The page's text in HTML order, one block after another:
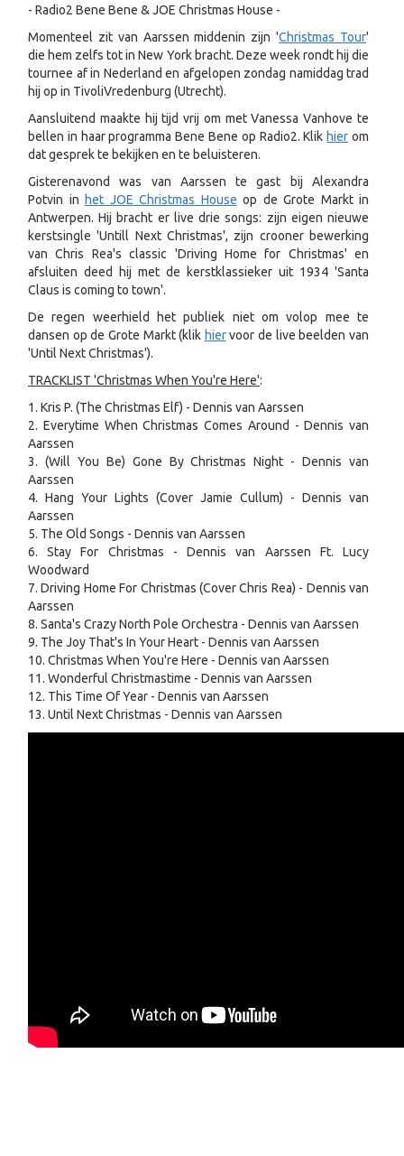
- Radio2 Bene Bene & JOE Christmas House -
Momenteel zit van Aarssen middenin zijn 'Christmas Tour'
die hem zelfs tot in New York bracht. Deze week rondt hij die
tournee af in Nederland en afgelopen zondag namiddag trad
hij op in TivoliVredenburg (Utrecht).
Aansluitend maakte hij tijd vrij om met Vanessa Vanhove te
bellen in haar programma Bene Bene op Radio2. Klik hier om
dat gesprek te bekijken en te beluisteren.
Gisterenavond was van Aarssen te gast bij Alexandra
Potvin in het JOE Christmas House op de Grote Markt in
Antwerpen. Hij bracht er live drie songs: zijn eigen nieuwe
kerstsingle 'Untill Next Christmas', zijn crooner bewerking
van Chris Rea's classic 'Driving Home for Christmas' en
afsluiten deed hij met de kerstklassieker uit 1934 'Santa
Claus is coming to town'.
De regen weerhield het publiek niet om volop mee te
dansen op de Grote Markt (klik hiervoor de live beelden van
'Until Next Christmas').
TRACKLIST 'Christmas When You're Here':
1. Kris P. (The Christmas Elf) - Dennis van Aarssen
2. Everytime When Christmas Comes Around - Dennis van
Aarssen
3. (Will You Be) Gone By Christmas Night - Dennis van
Aarssen
4. Hang Your Lights (Cover Jamie Cullum) - Dennis van
Aarssen
5. The Old Songs - Dennis van Aarssen
6. Stay For Christmas - Dennis van Aarssen Ft. Lucy
Woodward
7. Driving Home For Christmas (Cover Chris Rea) - Dennis van
Aarssen
8. Santa's Crazy North Pole Orchestra - Dennis van Aarssen
9. The Joy That's In Your Heart - Dennis van Aarssen
10. Christmas When You're Here - Dennis van Aarssen
11. Wonderful Christmastime - Dennis van Aarssen
12. This Time Of Year - Dennis van Aarssen
13. Until Next Christmas - Dennis van Aarssen